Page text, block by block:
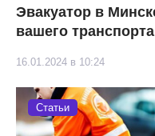
Эвакуатор в
вашего транспорта
16.01.2024 в 10:24
Статьи